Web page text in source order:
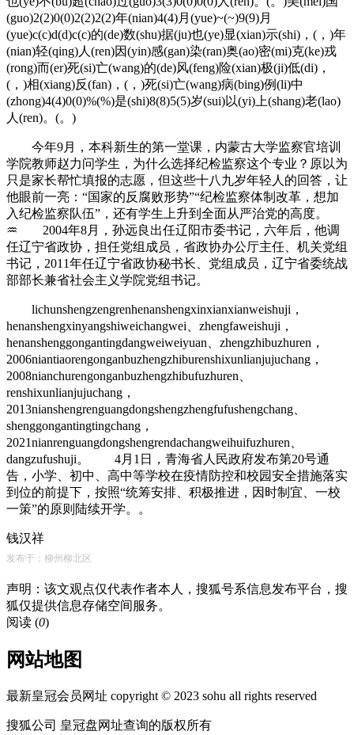
(guo)2(2)0(0)2(2)2(2)年(nian)4(4)月(yue)~(~)9(9)月
(yue)c(c)d(d)c(c)的(de)数(shu)据(ju)也(ye)显(xian)示(shi)，(，)年
(nian)轻(qing)人(ren)因(yin)感(gan)染(ran)奥(ao)密(mi)克(ke)戎
(rong)而(er)死(si)亡(wang)的(de)风(feng)险(xian)极(ji)低(di)，
(，)相(xiang)反(fan)，(，)死(si)亡(wang)病(bing)例(li)中
(zhong)4(4)0(0)%(%)是(shi)8(8)5(5)岁(sui)以(yi)上(shang)老(lao)
人(ren)。(。)
今年9月，本科新生的第一堂课，内蒙古大学监察官培训
学院教师赵力问学生，为什么选择纪检监察这个专业？原以为
只是家长帮忙填报的志愿，但这些十八九岁年轻人的回答，让
他眼前一亮：“国家的反腐败形势”“纪检监察体制改革，想加
入纪检监察队伍”，还有学生上升到全面从严治党的高度。
♒ 2004年8月，孙远良出任辽阳市委书记，六年后，他调
任辽宁省政协，担任党组成员，省政协办公厅主任、机关党组
书记，2011年任辽宁省政协秘书长、党组成员，辽宁省委统战
部部长兼省社会主义学院党组书记。
lichunshengzengrenhenanshengxinxianxianweishuji，
henanshengxinyangshiweichangwei、zhengfaweishuji，
henanshenggongantingdangweiweiyuan、zhengzhibuzhuren，
2006niantiaorengonganbuzhengzhiburenshixunlianjujuchang，
2008nianchurengonganbuzhengzhibufuzhuren、
renshixunlianjujuchang，
2013nianshengrenguangdongshengzhengfufushengchang、
shenggongantingtingchang，
2021nianrenguangdongshengrendachangweihuifuzhuren、
dangzufushuji。 4月1日，青海省人民政府发布第20号通
告，小学、初中、高中等学校在疫情防控和校园安全措施落实
到位的前提下，按照“统筹安排、积极推进，因时制宜、一校
一策”的原则陆续开学。。
钱汉祥
发布于：柳州柳北区
声明：该文观点仅代表作者本人，搜狐号系信息发布平台，搜
狐仅提供信息存储空间服务。
阅读 (0)
网站地图
最新皇冠会员网址 copyright © 2023 sohu all rights reserved
搜狐公司 皇冠盘网址查询的版权所有